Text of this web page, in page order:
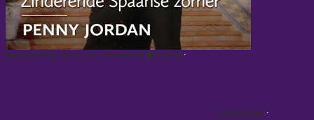
Beoordeling van 4.2/5, 19 reviews 4.2(19)
Luisterboek